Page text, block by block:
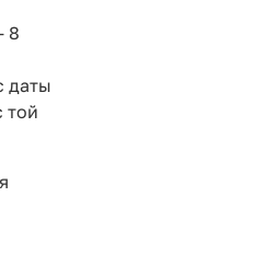
8
даты
той